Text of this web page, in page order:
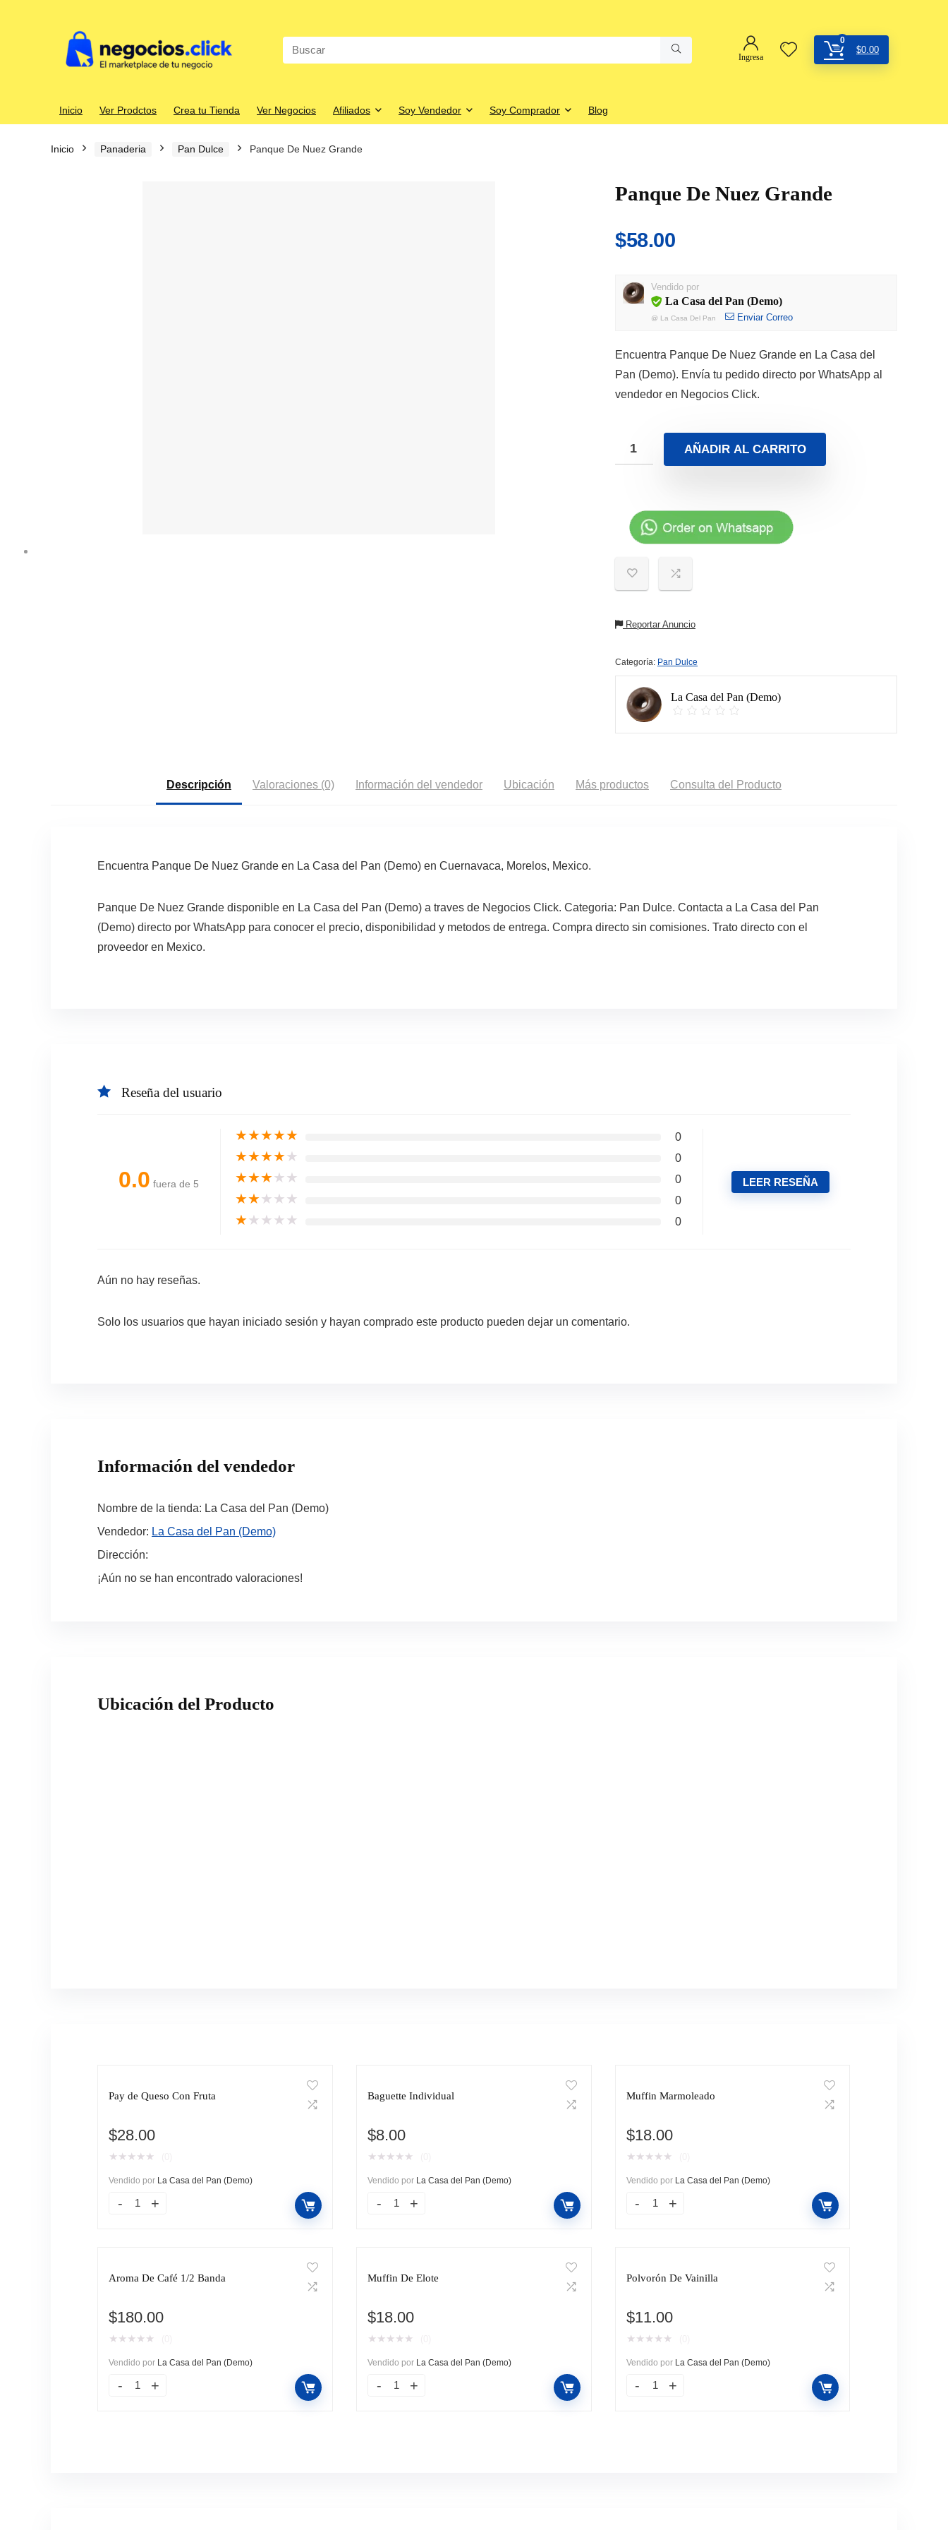
Search
for:
Ingresa
0
$0.00
Inicio Ver Prodctos Crea tu Tienda Ver Negocios Afiliados Soy Vendedor Soy Comprador Blog
Inicio Panaderia Pan Dulce Panque De Nuez Grande
Panque De Nuez Grande
$58.00
Vendido por
La Casa del Pan (Demo)
@ La Casa Del Pan Enviar Correo
Encuentra Panque De Nuez Grande en La Casa del
Pan (Demo). Envía tu pedido directo por WhatsApp al
vendedor en Negocios Click.
AÑADIR AL CARRITO
Reportar Anuncio
Categoría: Pan Dulce
La Casa del Pan (Demo)
Descripción Valoraciones (0) Información del vendedor Ubicación Más productos Consulta del Producto
Encuentra Panque De Nuez Grande en La Casa del Pan (Demo) en Cuernavaca, Morelos, Mexico.
Panque De Nuez Grande disponible en La Casa del Pan (Demo) a traves de Negocios Click. Categoria: Pan Dulce. Contacta a La Casa del Pan
(Demo) directo por WhatsApp para conocer el precio, disponibilidad y metodos de entrega. Compra directo sin comisiones. Trato directo con el
proveedor en Mexico.
Reseña del usuario
0.0 fuera de 5
★★★★★ 0
★★★★★ 0
★★★★★ 0
★★★★★ 0
★★★★★ 0
LEER RESEÑA
Aún no hay reseñas.
Solo los usuarios que hayan iniciado sesión y hayan comprado este producto pueden dejar un comentario.
Información del vendedor
Nombre de la tienda: La Casa del Pan (Demo)
Vendedor: La Casa del Pan (Demo)
Dirección:
¡Aún no se han encontrado valoraciones!
Ubicación del Producto
Pay de Queso Con Fruta
$28.00
★ ★ ★ ★ ★
Vendido por La Casa del Pan (Demo)
Baguette Individual
$8.00
★ ★ ★ ★ ★
Vendido por La Casa del Pan (Demo)
Muffin Marmoleado
$18.00
★ ★ ★ ★ ★
Vendido por La Casa del Pan (Demo)
Aroma De Café 1/2 Banda
$180.00
★ ★ ★ ★ ★
Vendido por La Casa del Pan (Demo)
Muffin De Elote
$18.00
★ ★ ★ ★ ★
Vendido por La Casa del Pan (Demo)
Polvorón De Vainilla
$11.00
★ ★ ★ ★ ★
Vendido por La Casa del Pan (Demo)